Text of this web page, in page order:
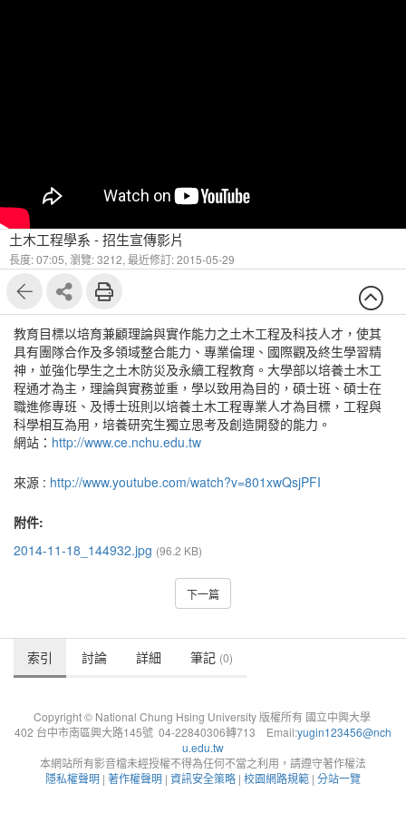
土木工程學系 - 招生宣傳影片
長度: 07:05, 瀏覽: 3212, 最近修訂: 2015-05-29
教育目標以培育兼顧理論與實作能力之土木工程及科技人才，使其
具有團隊合作及多領域整合能力、專業倫理、國際觀及終生學習精
神，並強化學生之土木防災及永續工程教育。大學部以培養土木工
程通才為主，理論與實務並重，學以致用為目的，碩士班、碩士在
職進修專班、及博士班則以培養土木工程專業人才為目標，工程與
科學相互為用，培養研究生獨立思考及創造開發的能力。
網站： http://www.ce.nchu.edu.tw
來源 : http://www.youtube.com/watch?v=801xwQsjPFI
附件:
2014-11-18_144932.jpg (96.2 KB)
下一篇
索引 討論 詳細 筆記 (0)
Copyright © National Chung Hsing University 版權所有 國立中興大學
402 台中市南區興大路145號 04-22840306轉713 Email:yugin123456@nch
u.edu.tw
本網站所有影音檔未經授權不得為任何不當之利用，請遵守著作權法
隱私權聲明 | 著作權聲明 | 資訊安全策略 | 校園網路規範 | 分站一覽